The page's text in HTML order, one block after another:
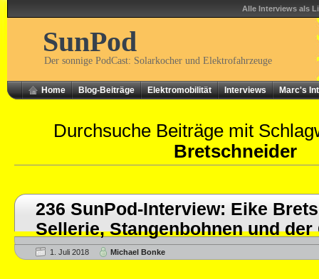
Alle Interviews als
SunPod
Der sonnige PodCast: Solarkocher und Elektrofahrzeuge
Home Blog-Beiträge Elektromobilität Interviews Marc's
Durchsuche Beiträge mit
Bretschneider
236 SunPod-Interview: Eike
Sellerie, Stangenbohnen und der
1. Juli 2018 Michael Bonke